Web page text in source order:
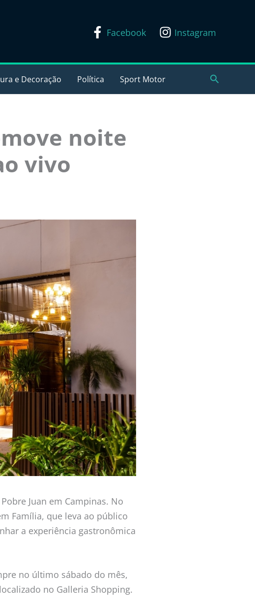
Facebook Instagram
e Decoração Política Sport Motor Pesquisar
noite
vivo
Juan em Campinas. No
Família, que leva ao público
a experiência gastronômica
no último sábado do mês,
no Galleria Shopping.